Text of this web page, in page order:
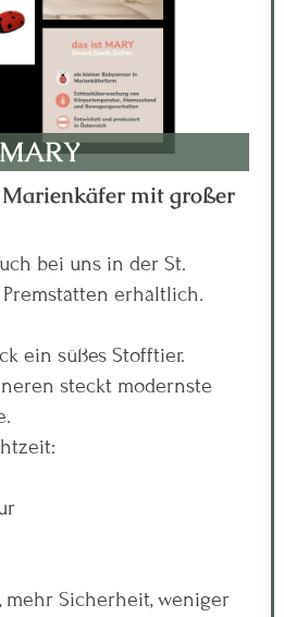
MARY
mit großer
bei uns in der St.
erhältlich.
ein süßes Stofftier.
steckt modernste
mehr Sicherheit, weniger